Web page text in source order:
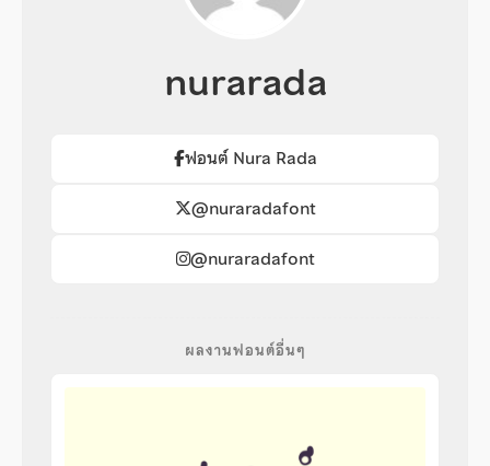
nurarada
ฟอนต์ Nura Rada
@nuraradafont
@nuraradafont
ผลงานฟอนต์อื่นๆ